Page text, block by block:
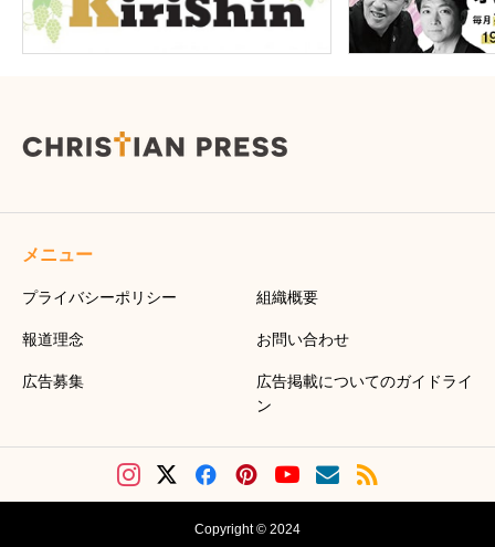
メニュー
プライバシーポリシー 組織概要
報道理念 お問い合わせ
広告募集
広告掲載についてのガイドライ
ン
Copyright © 2024